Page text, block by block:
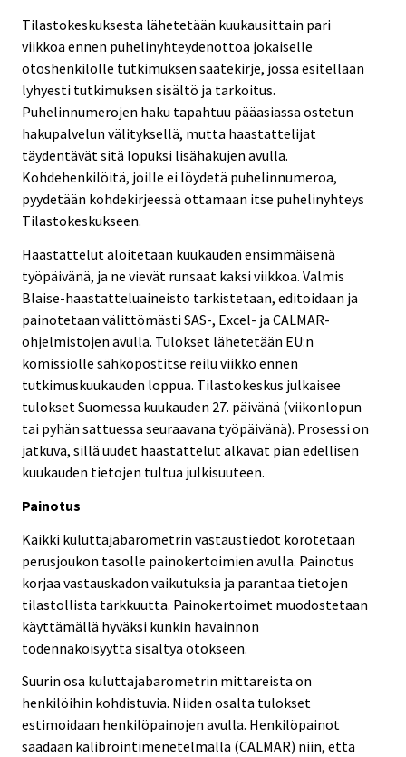
Tilastokeskuksesta lähetetään kuukausittain pari
viikkoa ennen puhelinyhteydenottoa jokaiselle
otoshenkilölle tutkimuksen saatekirje, jossa esitellään
lyhyesti tutkimuksen sisältö ja tarkoitus.
Puhelinnumerojen haku tapahtuu pääasiassa ostetun
hakupalvelun välityksellä, mutta haastattelijat
täydentävät sitä lopuksi lisähakujen avulla.
Kohdehenkilöitä, joille ei löydetä puhelinnumeroa,
pyydetään kohdekirjeessä ottamaan itse puhelinyhteys
Tilastokeskukseen.
Haastattelut aloitetaan kuukauden ensimmäisenä
työpäivänä, ja ne vievät runsaat kaksi viikkoa. Valmis
Blaise-haastatteluaineisto tarkistetaan, editoidaan ja
painotetaan välittömästi SAS-, Excel- ja CALMAR-
ohjelmistojen avulla. Tulokset lähetetään EU:n
komissiolle sähköpostitse reilu viikko ennen
tutkimuskuukauden loppua. Tilastokeskus julkaisee
tulokset Suomessa kuukauden 27. päivänä (viikonlopun
tai pyhän sattuessa seuraavana työpäivänä). Prosessi on
jatkuva, sillä uudet haastattelut alkavat pian edellisen
kuukauden tietojen tultua julkisuuteen.
Painotus
Kaikki kuluttajabarometrin vastaustiedot korotetaan
perusjoukon tasolle painokertoimien avulla. Painotus
korjaa vastauskadon vaikutuksia ja parantaa tietojen
tilastollista tarkkuutta. Painokertoimet muodostetaan
käyttämällä hyväksi kunkin havainnon
todennäköisyyttä sisältyä otokseen.
Suurin osa kuluttajabarometrin mittareista on
henkilöihin kohdistuvia. Niiden osalta tulokset
estimoidaan henkilöpainojen avulla. Henkilöpainot
saadaan kalibrointimenetelmällä (CALMAR) niin, että